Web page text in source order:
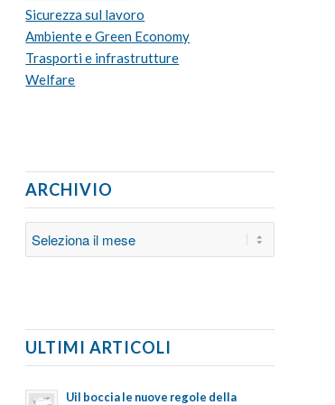
Sicurezza sul lavoro
Ambiente e Green Economy
Trasporti e infrastrutture
Welfare
ARCHIVIO
ULTIMI ARTICOLI
Uil boccia le nuove regole della